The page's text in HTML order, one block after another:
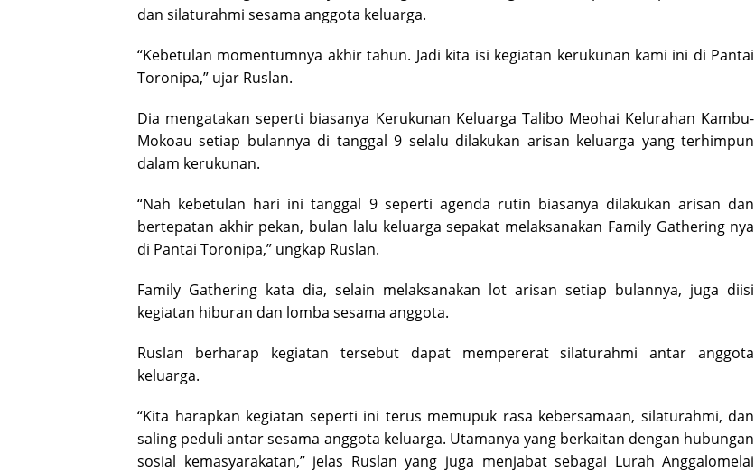
dan silaturahmi sesama anggota keluarga.
“Kebetulan momentumnya akhir tahun. Jadi kita isi kegiatan kerukunan kami ini di Pantai
Toronipa,” ujar Ruslan.
Dia mengatakan seperti biasanya Kerukunan Keluarga Talibo Meohai Kelurahan Kambu-
Mokoau setiap bulannya di tanggal 9 selalu dilakukan arisan keluarga yang terhimpun
dalam kerukunan.
“Nah kebetulan hari ini tanggal 9 seperti agenda rutin biasanya dilakukan arisan dan
bertepatan akhir pekan, bulan lalu keluarga sepakat melaksanakan Family Gathering nya
di Pantai Toronipa,” ungkap Ruslan.
Family Gathering kata dia, selain melaksanakan lot arisan setiap bulannya, juga diisi
kegiatan hiburan dan lomba sesama anggota.
Ruslan berharap kegiatan tersebut dapat mempererat silaturahmi antar anggota
keluarga.
“Kita harapkan kegiatan seperti ini terus memupuk rasa kebersamaan, silaturahmi, dan
saling peduli antar sesama anggota keluarga. Utamanya yang berkaitan dengan hubungan
sosial kemasyarakatan,” jelas Ruslan yang juga menjabat sebagai Lurah Anggalomelai